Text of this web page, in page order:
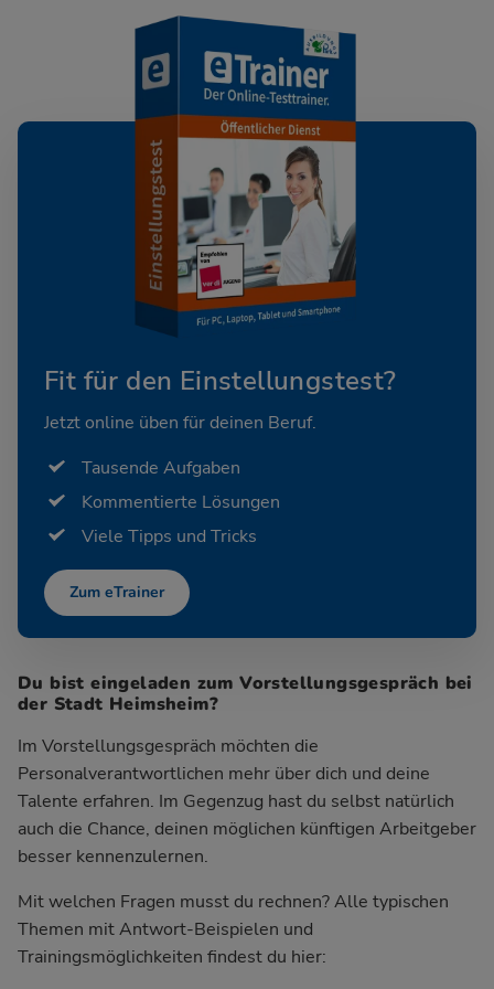
Fit für den Einstellungstest?
Jetzt online üben für deinen Beruf.
Tausende Aufgaben
Kommentierte Lösungen
Viele Tipps und Tricks
Zum eTrainer
Du bist eingeladen zum Vorstellungsgespräch bei
der Stadt Heimsheim?
Im Vorstellungsgespräch möchten die
Personalverantwortlichen mehr über dich und deine
Talente erfahren. Im Gegenzug hast du selbst natürlich
auch die Chance, deinen möglichen künftigen Arbeitgeber
besser kennenzulernen.
Mit welchen Fragen musst du rechnen? Alle typischen
Themen mit Antwort-Beispielen und
Trainingsmöglichkeiten findest du hier: